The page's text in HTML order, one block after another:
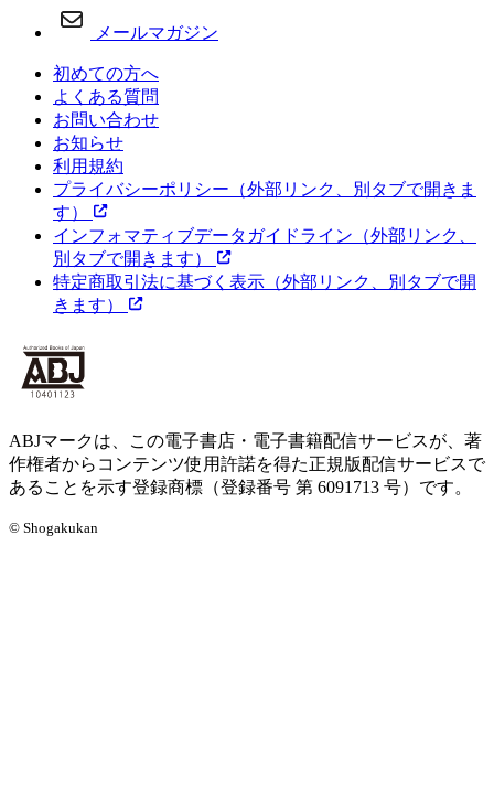
メールマガジン
初めての方へ
よくある質問
お問い合わせ
お知らせ
利用規約
プライバシーポリシー （外部リンク、別タブで開きま
す）
インフォマティブデータガイドライン （外部リンク、
別タブで開きます）
特定商取引法に基づく表示 （外部リンク、別タブで開
きます）
ABJマークは、この電子書店・電子書籍配信サービスが、著
作権者からコンテンツ使用許諾を得た正規版配信サービスで
あることを示す登録商標（登録番号 第 6091713 号）です。
© Shogakukan